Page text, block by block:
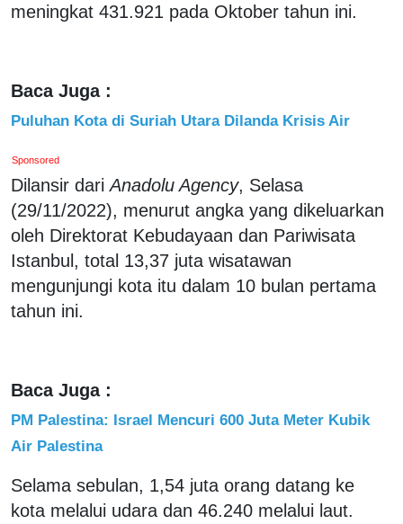
meningkat 431.921 pada Oktober tahun ini.
Baca Juga :
Puluhan Kota di Suriah Utara Dilanda Krisis Air
Sponsored
Dilansir dariAnadolu Agency, Selasa
(29/11/2022), menurut angka yang dikeluarkan
oleh Direktorat Kebudayaan dan Pariwisata
Istanbul, total 13,37 juta wisatawan
mengunjungi kota itu dalam 10 bulan pertama
tahun ini.
Baca Juga :
PM Palestina: Israel Mencuri 600 Juta Meter Kubik
Air Palestina
Selama sebulan, 1,54 juta orang datang ke
kota melalui udara dan 46.240 melalui laut.